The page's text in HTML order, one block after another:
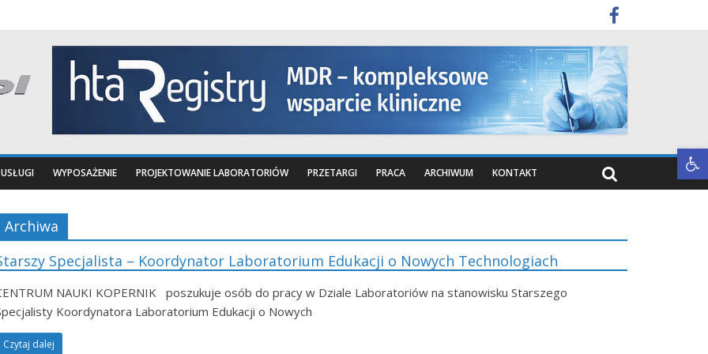
Otwórz pasek narzędzi
USŁUGI WYPOSAŻENIE PROJEKTOWANIE LABORATORIÓW PRZETARGI PRACA ARCHIWUM KONTAKT
Archiwa
Specjalista – Koordynator Laboratorium Edukacji o Nowych Technologiach
NAUKI KOPERNIK poszukuje osób do pracy w Dziale Laboratoriów na stanowisku Starszego
Koordynatora Laboratorium Edukacji o Nowych
Czytaj dalej